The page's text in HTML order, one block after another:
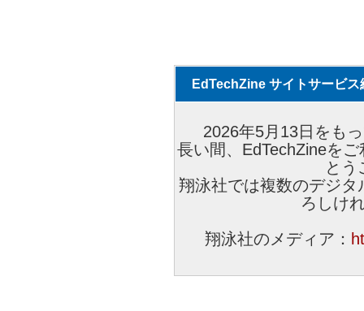
EdTechZine サイトサービス
2026年5月13日をも
長い間、EdTechZineを
とう
翔泳社では複数のデジ
ろしけ
翔泳社のメディア：